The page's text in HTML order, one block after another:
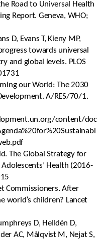
Road to Universal Health
Report. Geneva, WHO;
D, Evans T, Kieny MP,
towards universal
and global levels. PLOS
our World: The 2030
A/RES/70/1.
content/doc
The Global Strategy for
Adolescents’ Health (2016-
Commissioners. After
world’s children? Lancet
D, Helldén D,
AC, Målqvist M, Nejat S,